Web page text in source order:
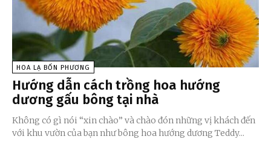
HOA LẠ BỐN PHƯƠNG
Hướng dẫn cách trồng hoa hướng
dương gấu bông tại nhà
Không có gì nói “xin chào” và chào đón những vị khách đến
với khu vườn của bạn như bông hoa hướng dương Teddy...